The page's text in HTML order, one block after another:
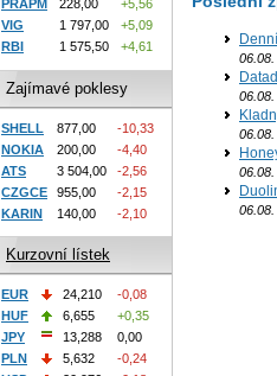
PRAPM
228,00
+5,56
VIG
1 797,00
+5,09
RBI
1 575,50 +4,61
Zajímavé poklesy
SHELL 877,00
-10,33
NOKIA
200,00
-4,40
ATS
3 504,00
-2,56
CZGCE
955,00
-2,15
KARIN
140,00 -2,10
Kurzovní lístek
EUR 24,210
-0,08
HUF
6,655
+0,35
JPY
13,288
0,00
PLN
5,632
-0,24